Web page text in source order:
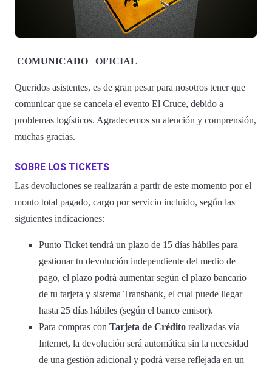
COMUNICADO OFICIAL
Queridos asistentes, es de gran pesar para nosotros tener que
comunicar que se cancela el evento El Cruce, debido a
problemas logísticos. Agradecemos su atención y comprensión,
muchas gracias.
SOBRE LOS TICKETS
Las devoluciones se realizarán a partir de este momento por el
monto total pagado, cargo por servicio incluido, según las
siguientes indicaciones:
Punto Ticket tendrá un plazo de 15 días hábiles para
gestionar tu devolución independiente del medio de
pago, el plazo podrá aumentar según el plazo bancario
de tu tarjeta y sistema Transbank, el cual puede llegar
hasta 25 días hábiles (según el banco emisor).
Para compras con Tarjeta de Crédito realizadas vía
Internet, la devolución será automática sin la necesidad
de una gestión adicional y podrá verse reflejada en un